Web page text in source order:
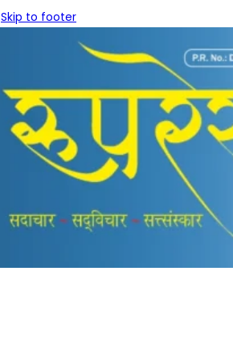
Skip to footer